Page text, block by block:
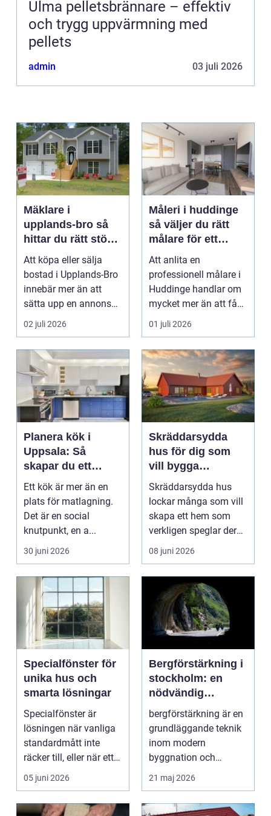
Ulma pelletsbrännare – effektiv
och trygg uppvärmning med
pellets
admin 03 juli 2026
Mäklare i
upplands-bro så
hittar du rätt stöd
för din
bostadsaffär
Att köpa eller sälja
bostad i Upplands-Bro
innebär mer än att
sätta upp en annons
och vänta in bud. ...
02 juli 2026
Måleri i huddinge
så väljer du rätt
målare för ett
hållbart resultat
Att anlita en
professionell målare i
Huddinge handlar om
mycket mer än att få
nya färger på
väggarna...
01 juli 2026
Planera kök i
Uppsala: Så
skapar du ett
funktionellt och
hållbart kök
Ett kök är mer än en
plats för matlagning.
Det är en social
knutpunkt, en a...
30 juni 2026
Skräddarsydda
hus för dig som
vill bygga
personligt och
hållbart
Skräddarsydda hus
lockar många som vill
skapa ett hem som
verkligen speglar deras
liv, sm...
08 juni 2026
Specialfönster för
unika hus och
smarta lösningar
Specialfönster är
lösningen när vanliga
standardmått inte
räcker till, eller när ett
hus behöver fön...
05 juni 2026
Bergförstärkning i
stockholm: en
nödvändig
byggteknik
bergförstärkning är en
grundläggande teknik
inom modern
byggnation och
infrastrukturutveckling,
särs...
21 maj 2026